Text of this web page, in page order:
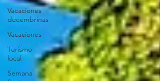
Vacaciones
decembrinas
Vacaciones
Turismo
local
Semana